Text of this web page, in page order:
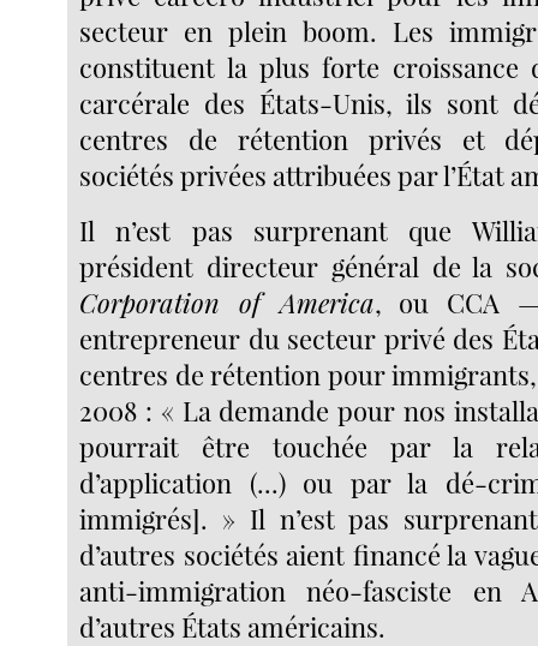
secteur en plein boom. Les
constituent la plus forte croissance
carcérale des États-Unis, ils sont
centres de rétention privés et
sociétés privées attribuées par l’État
Il n’est pas surprenant que
président directeur général de la
Corporation of America, ou CCA
entrepreneur du secteur privé des
centres de rétention pour
2008 : « La demande pour nos
pourrait être touchée par la
d’application (...) ou par la dé-
immigrés]. » Il n’est pas
d’autres sociétés aient financé la
anti-immigration néo-fasciste en
d’autres États américains.